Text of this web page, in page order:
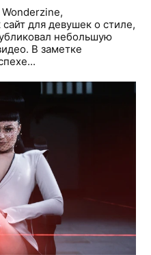
для девушек о стиле,
небольшую
В заметке